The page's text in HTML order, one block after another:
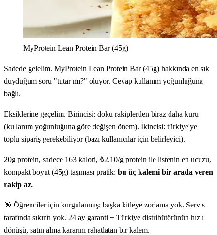
MyProtein Lean Protein Bar (45g)
Sadede gelelim. MyProtein Lean Protein Bar (45g) hakkında en sık
duyduğum soru "tutar mı?" oluyor. Cevap kullanım yoğunluğuna
bağlı.
Eksiklerine geçelim. Birincisi: doku rakiplerden biraz daha kuru
(kullanım yoğunluğuna göre değişen önem). İkincisi: türkiye'ye
toplu sipariş gerekebiliyor (bazı kullanıcılar için belirleyici).
20g protein, sadece 163 kalori, ₺2.10/g protein ile listenin en ucuzu,
kompakt boyut (45g) taşıması pratik: bu üç kalemi bir arada veren
rakip az.
🎯 Öğrenciler için kurgulanmış; başka kitleye zorlama yok. Servis
tarafında sıkıntı yok. 24 ay garanti + Türkiye distribütörünün hızlı
dönüşü, satın alma kararını rahatlatan bir kalem.